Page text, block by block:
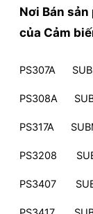
Nơi Bán
của Cảm
PS307A
PS308A
PS317A
PS3208
PS3407